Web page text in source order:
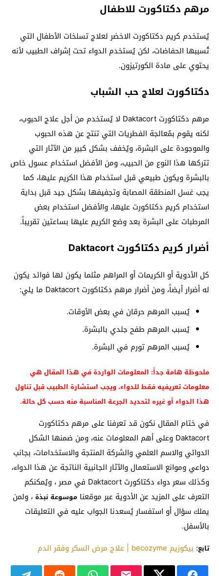
مرهم دكتاكورت للاطفال
يُستخدم كريم دكتاكورت الاخضر لعلاج تسلخات الأطفال التي
تُسببها الحفاضات، لكن يُستخدم الدواء تحت إشراف الطبيب لأنه
يحتوي على مادة الكورتيزون.
دكتاكورت لعلاج حب الشباب
مرهم دكتاكورت Daktacort لا يُستخدم من أجل علاج الحبوب،
لكنه يقوم بمُعالجة الفطريات التي تنتج عن هذه الحبوب
والموجودة على البشرة، ويُخفف بشكل كبير من الآثار التي
تتركها هذا النوع من الحبيب، ومن الأفضل استخدام عسول خاص
بالبشرة ويكون طبيعي قبل استخدام هذا الكريم عليها، كما
يجب غسل المنطقة المصابة وتجفيفها بشكل جيد قبل بداية
استخدام كريم دكتاكورت عليها، والأفضل استخدام بعض
المرطبات على البشرة بعد وضع الكريم عليها بساعتين تقريباً.
أضرار كريم دكتاكورت Daktacort
كل الأدوية أو الكريمات أو المراهم مثلما يكون لها فوائد يكون
له أضرار أيضاً، ومن أضرار مرهم دكتاكورت Daktacort ما يلي:
يُسبب المرهم حرقان في بعض الأوقات.
يُسبب المرهم طفح جلدي بالبشرة.
يُسبب المرهم تورم في البشرة.
ملحوظة هامة جداً: المعلومات الواردة في هذا المقال هي
معلومات تعريفيه فقط للدواء، ويجب استشارة الطبيب قبل تناول
هذا الدواء أو غيره لتحديد الجرعة المناسبة منه حسب كل حالة.
في ختام المقال نكون قد تعرفنا على مرهم دكتاكورت
Daktacort وعلى أهم المعلومات عنه، ومن ضمنها الشكل
الدوائي والاسم العلمي والشركة المنتجة والاستخدامات، بجانب
دواعي وموانع الاستعمال والآثار الجانبية الناتجة عن هذا الدواء،
وكذلك سعر دواء دكتاكورت Daktacort في مصر ، ويُمكنكم
التعرف على المزيد عن الأدوية عبر موقعنا موسوعة نبذة ، ولمن
يملك سؤال أو استفسار يُسعدنا الجواب عليه في التعليقات
بالأسفل.
تابع: بيكوزيم becozyme | علاج مرض السكر وفقر الدم